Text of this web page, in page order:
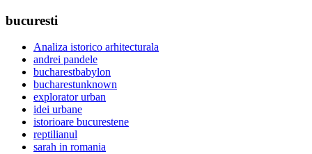
bucuresti
Analiza istorico arhitecturala
andrei pandele
bucharestbabylon
bucharestunknown
explorator urban
idei urbane
istorioare bucurestene
reptilianul
sarah in romania